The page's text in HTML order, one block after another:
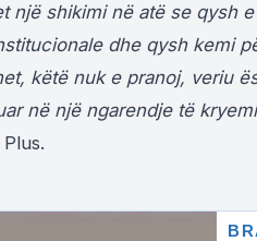
një shikimi në atë se qysh
dhe qysh kemi
këtë nuk e pranoj, veriu
në një ngarendje të